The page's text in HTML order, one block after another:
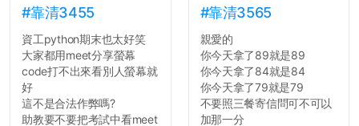
的聲明一樣正式，但至少在
用字上多加留意。有些語句
用說的可能會引人發笑或多
聽幾句，但寫成文字時只會
讓人感到疲乏。
2. 文章主題不明
在學生會臉書的貼文中
的空氣。...
#靠清3455
資工python期末也太好笑
大家都用meet分享螢幕
code打不出來看別人螢幕就
好
這不是合法作弊嗎?
助教要不要把考試中看meet
#靠清3565
親愛的
你今天拿了89就是89
你今天拿了84就是84
你今天拿了79就是79
不要照三餐寄信問可不可以
加那一分